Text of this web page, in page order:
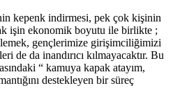
kepenk indirmesi, pek çok kişinin
işin ekonomik boyutu ile birlikte ;
gençlerimize girişimciliğimizi
de da inandırıcı kılmayacaktır. Bu
“ kamuya kapak atayım,
destekleyen bir süreç